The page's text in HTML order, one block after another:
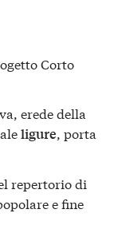
Corto
erede della
ligure, porta
repertorio di
e fine